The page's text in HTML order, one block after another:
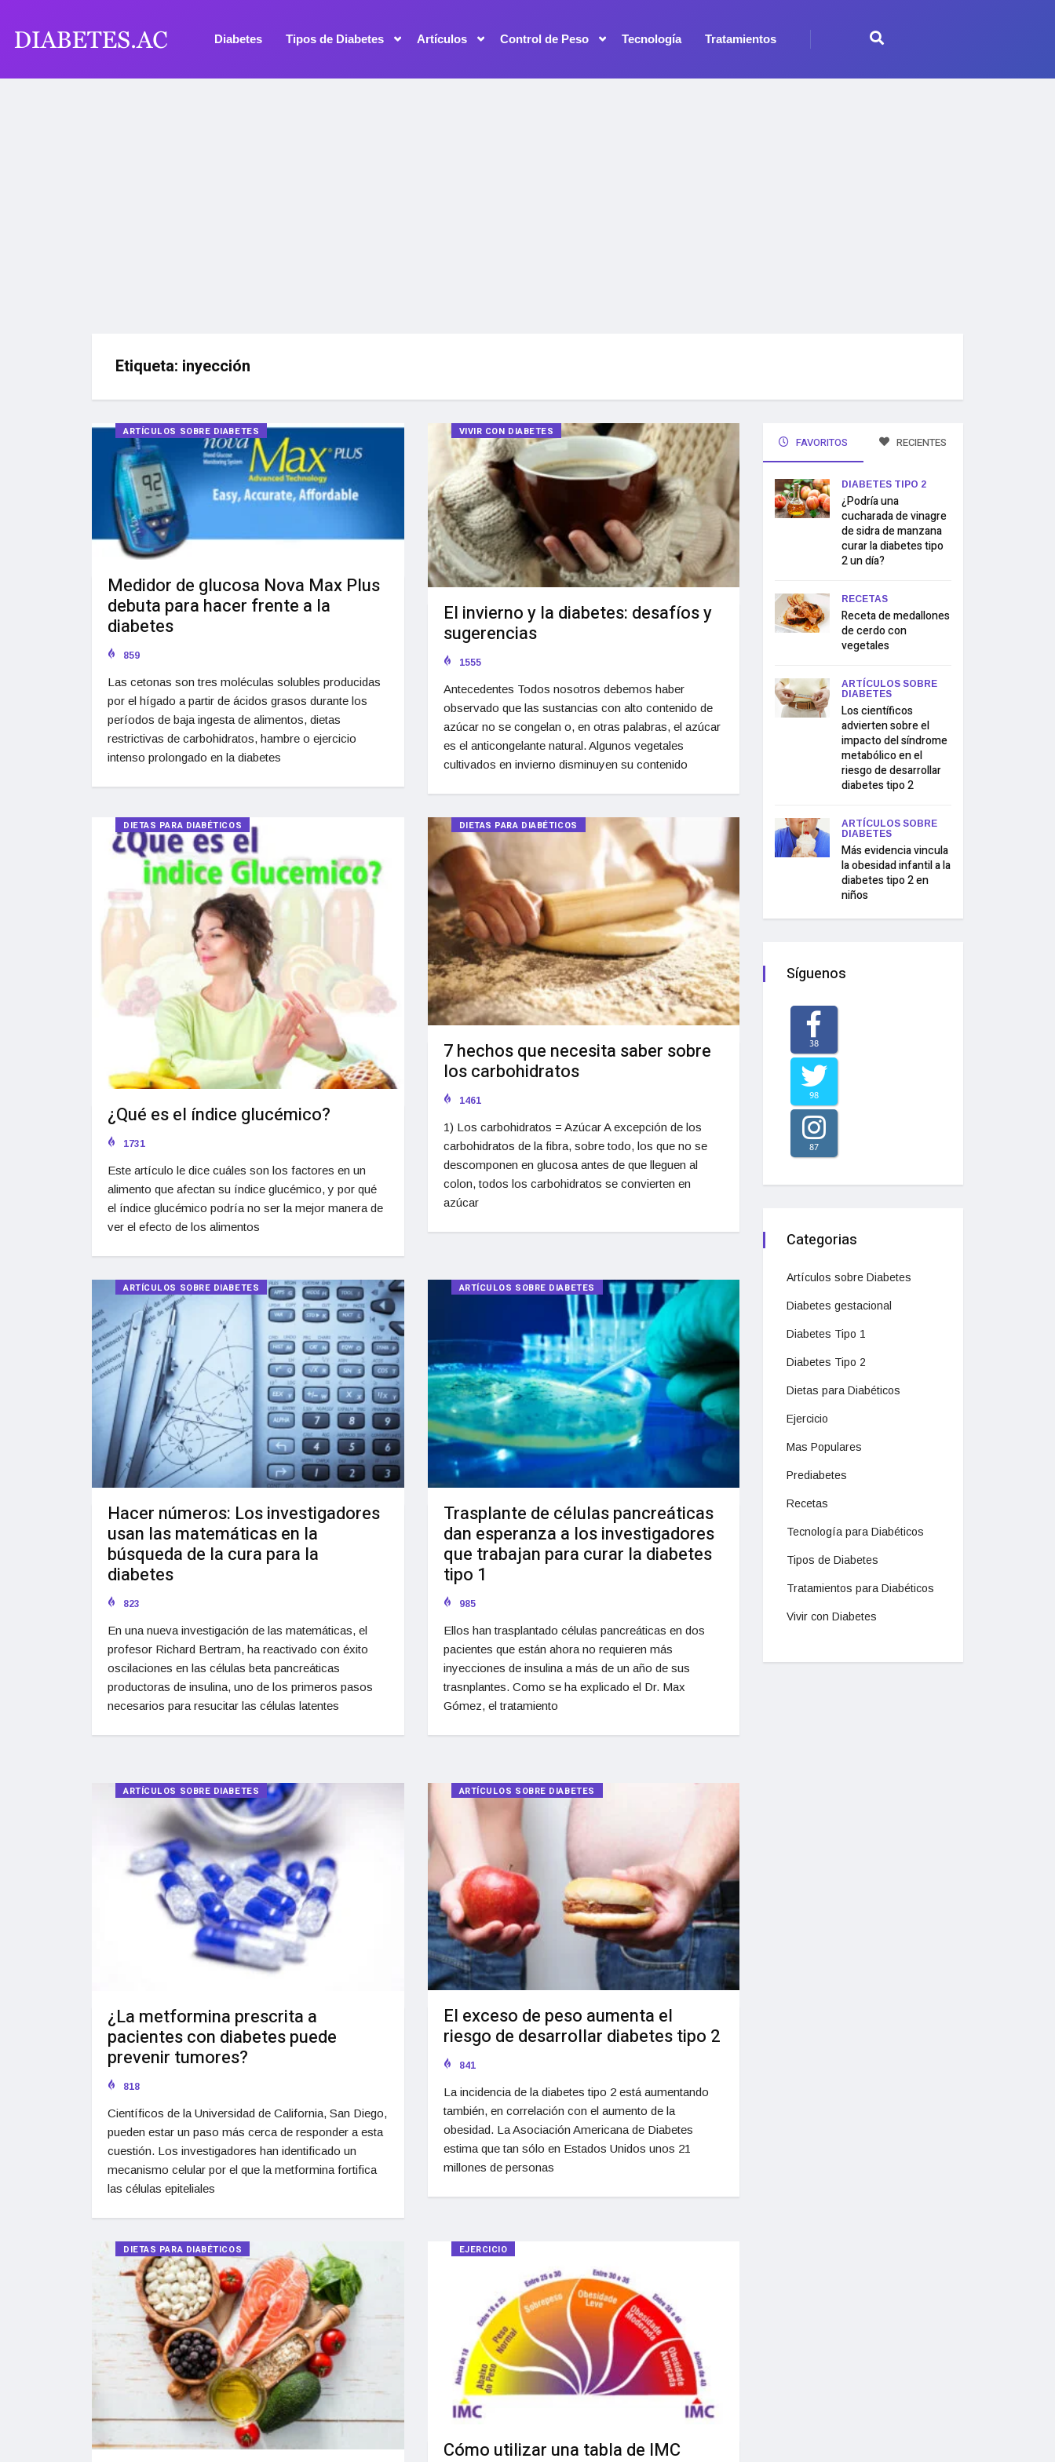
Diabetes Tipos de Diabetes Artículos Control de Peso Tecnología Tratamientos
Etiqueta: inyección
ARTÍCULOS SOBRE DIABETES
Medidor de glucosa Nova Max Plus
debuta para hacer frente a la
diabetes
859
Las cetonas son tres moléculas solubles producidas
por el hígado a partir de ácidos grasos durante los
períodos de baja ingesta de alimentos, dietas
restrictivas de carbohidratos, hambre o ejercicio
intenso prolongado en la diabetes
VIVIR CON DIABETES
El invierno y la diabetes: desafíos y
sugerencias
1555
Antecedentes Todos nosotros debemos haber
observado que las sustancias con alto contenido de
azúcar no se congelan o, en otras palabras, el azúcar
es el anticongelante natural. Algunos vegetales
cultivados en invierno disminuyen su contenido
DIETAS PARA DIABÉTICOS
¿Qué es el índice glucémico?
1731
Este artículo le dice cuáles son los factores en un
alimento que afectan su índice glucémico, y por qué
el índice glucémico podría no ser la mejor manera de
ver el efecto de los alimentos
DIETAS PARA DIABÉTICOS
7 hechos que necesita saber sobre
los carbohidratos
1461
1) Los carbohidratos = Azúcar A excepción de los
carbohidratos de la fibra, sobre todo, los que no se
descomponen en glucosa antes de que lleguen al
colon, todos los carbohidratos se convierten en
azúcar
ARTÍCULOS SOBRE DIABETES
Hacer números: Los investigadores
usan las matemáticas en la
búsqueda de la cura para la
diabetes
823
En una nueva investigación de las matemáticas, el
profesor Richard Bertram, ha reactivado con éxito
oscilaciones en las células beta pancreáticas
productoras de insulina, uno de los primeros pasos
necesarios para resucitar las células latentes
ARTÍCULOS SOBRE DIABETES
Trasplante de células pancreáticas
dan esperanza a los investigadores
que trabajan para curar la diabetes
tipo 1
985
Ellos han trasplantado células pancreáticas en dos
pacientes que están ahora no requieren más
inyecciones de insulina a más de un año de sus
trasnplantes. Como se ha explicado el Dr. Max
Gómez, el tratamiento
ARTÍCULOS SOBRE DIABETES
¿La metformina prescrita a
pacientes con diabetes puede
prevenir tumores?
818
Científicos de la Universidad de California, San Diego,
pueden estar un paso más cerca de responder a esta
cuestión. Los investigadores han identificado un
mecanismo celular por el que la metformina fortifica
las células epiteliales
ARTÍCULOS SOBRE DIABETES
El exceso de peso aumenta el
riesgo de desarrollar diabetes tipo 2
841
La incidencia de la diabetes tipo 2 está aumentando
también, en correlación con el aumento de la
obesidad. La Asociación Americana de Diabetes
estima que tan sólo en Estados Unidos unos 21
millones de personas
DIETAS PARA DIABÉTICOS EJERCICIO
Cómo utilizar una tabla de IMC
FAVORITOS RECIENTES
DIABETES TIPO 2
¿Podría una
cucharada de vinagre
de sidra de manzana
curar la diabetes tipo
2 un día?
RECETAS
Receta de medallones
de cerdo con
vegetales
ARTÍCULOS SOBRE
DIABETES
Los científicos
advierten sobre el
impacto del síndrome
metabólico en el
riesgo de desarrollar
diabetes tipo 2
ARTÍCULOS SOBRE
DIABETES
Más evidencia vincula
la obesidad infantil a la
diabetes tipo 2 en
niños
Síguenos
38
98
87
Categorias
Artículos sobre Diabetes
Diabetes gestacional
Diabetes Tipo 1
Diabetes Tipo 2
Dietas para Diabéticos
Ejercicio
Mas Populares
Prediabetes
Recetas
Tecnología para Diabéticos
Tipos de Diabetes
Tratamientos para Diabéticos
Vivir con Diabetes